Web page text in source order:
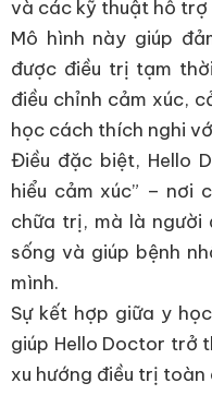
và các kỹ thuật hỗ trợ
Mô hình này giúp
được điều trị tạm
điều chỉnh cảm xúc,
học cách thích nghi
Điều đặc biệt, Hello
hiểu cảm xúc” – nơi
chữa trị, mà là người
sống và giúp bệnh
mình.
Sự kết hợp giữa y
giúp Hello Doctor trở
xu hướng điều trị toàn